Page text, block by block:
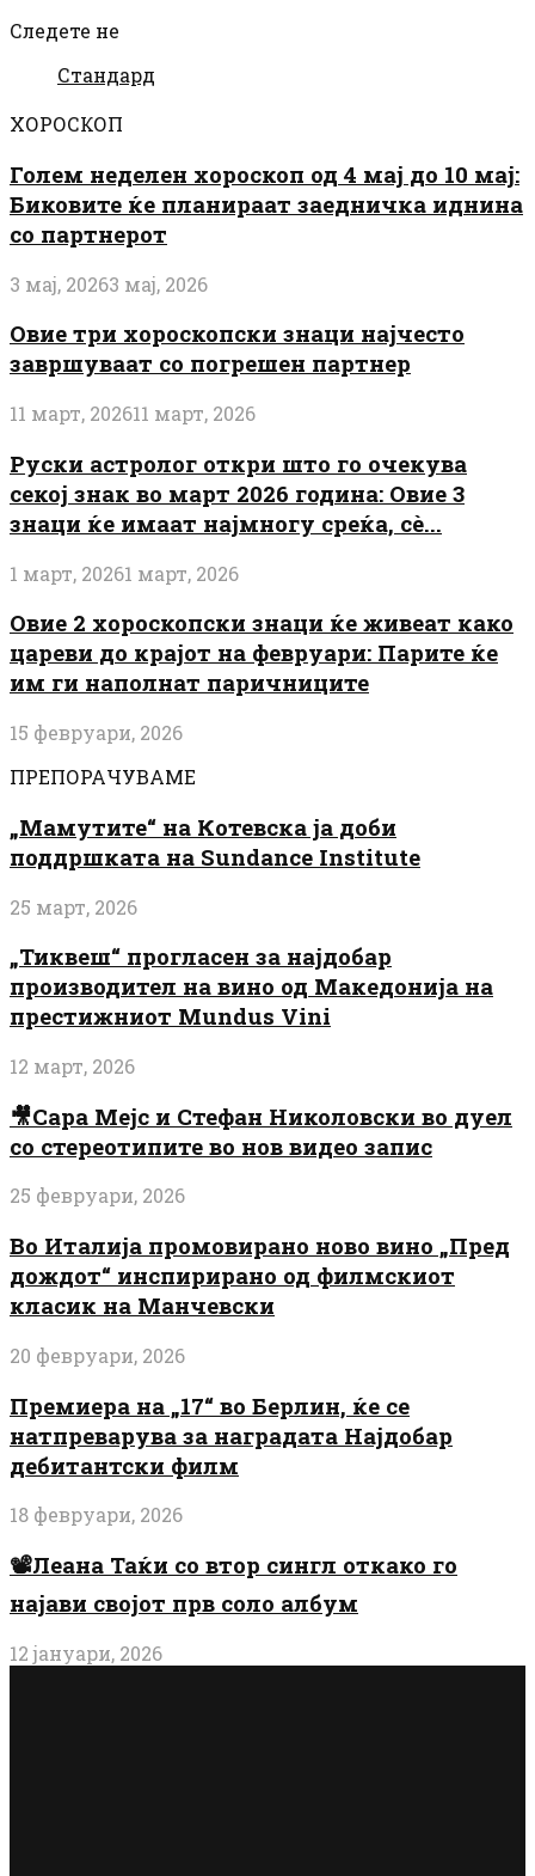
Следете не
Стандард
ХОРОСКОП
Голем неделен хороскоп од 4 мај до 10 мај:
Биковите ќе планираат заедничка иднина
со партнерот
3 мај, 20263 мај, 2026
Овие три хороскопски знаци најчесто
завршуваат со погрешен партнер
11 март, 202611 март, 2026
Руски астролог откри што го очекува
секој знак во март 2026 година: Овие 3
знаци ќе имаат најмногу среќа, сè...
1 март, 20261 март, 2026
Овие 2 хороскопски знаци ќе живеат како
цареви до крајот на февруари: Парите ќе
им ги наполнат паричниците
15 февруари, 2026
ПРЕПОРАЧУВАМЕ
„Мамутите“ на Котевска ја доби
поддршката на Sundance Institute
25 март, 2026
„Тиквеш“ прогласен за најдобар
производител на вино од Македонија на
престижниот Mundus Vini
12 март, 2026
🎥Сара Мејс и Стефан Николовски во дуел
со стереотипите во нов видео запис
25 февруари, 2026
Во Италија промовирано ново вино „Пред
дождот“ инспирирано од филмскиот
класик на Манчевски
20 февруари, 2026
Премиера на „17“ во Берлин, ќе се
натпреварува за наградата Најдобар
дебитантски филм
18 февруари, 2026
📽️Леана Таќи со втор сингл откако го
најави својот прв соло албум
12 јануари, 2026